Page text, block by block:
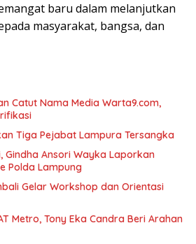
baru dalam melanjutkan
masyarakat, bangsa, dan
Catut Nama Media Warta9.com,
Tiga Pejabat Lampura Tersangka
Gindha Ansori Wayka Laporkan
Polda Lampung
Gelar Workshop dan Orientasi
Metro, Tony Eka Candra Beri Arahan